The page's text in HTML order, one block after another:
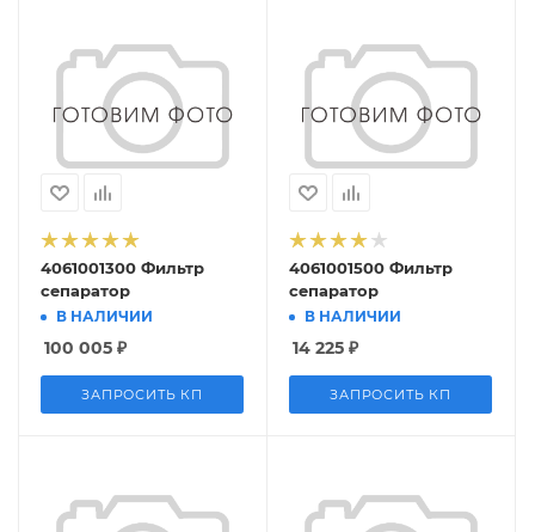
4061001300 Фильтр
сепаратор
В НАЛИЧИИ
100 005 ₽
ЗАПРОСИТЬ КП
4061001500 Фильтр
сепаратор
В НАЛИЧИИ
14 225 ₽
ЗАПРОСИТЬ КП